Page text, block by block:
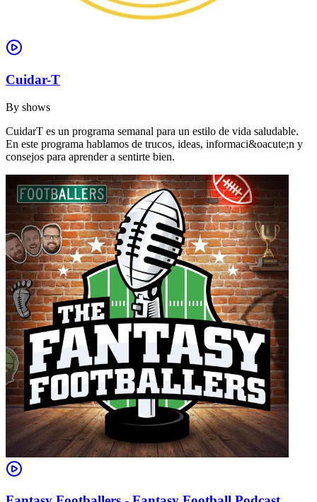
Cuidar-T
By shows
CuidarT es un programa semanal para un estilo de vida saludable.
En este programa hablamos de trucos, ideas, informaci&oacute;n y
consejos para aprender a sentirte bien.